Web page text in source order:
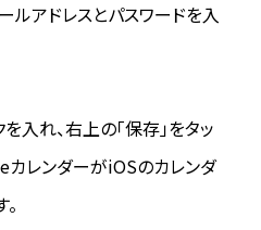
ルアドレスとパスワードを入
を入れ、右上の「保存」をタッ
カレンダーがiOSのカレンダ